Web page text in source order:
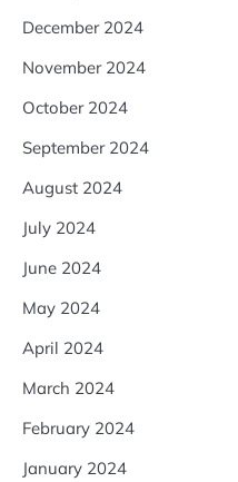
December 2024
November 2024
October 2024
September 2024
August 2024
July 2024
June 2024
May 2024
April 2024
March 2024
February 2024
January 2024